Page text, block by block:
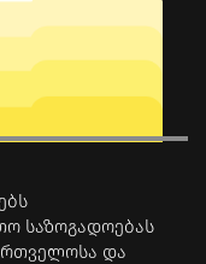
საზოგადოებას
და